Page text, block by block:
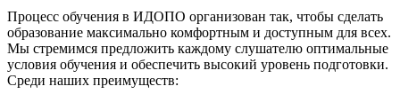
Процесс обучения в ИДОПО организован так, чтобы сделать
образование максимально комфортным и доступным для всех.
Мы стремимся предложить каждому слушателю оптимальные
условия обучения и обеспечить высокий уровень подготовки.
Среди наших преимуществ: